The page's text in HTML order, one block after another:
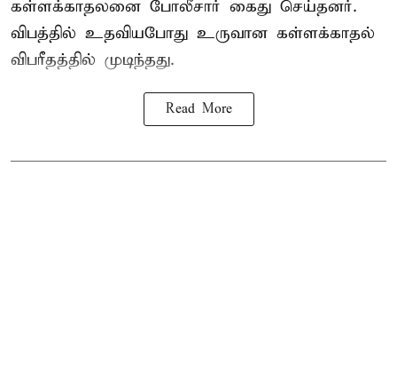
கள்ளக்காதலனை போலீசார் கைது செய்தனர்.
விபத்தில் உதவியபோது உருவான கள்ளக்காதல்
விபரீதத்தில் முடிந்தது.
Read More